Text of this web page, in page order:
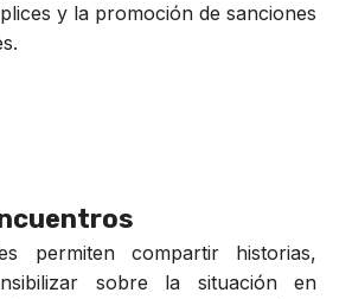
y la promoción de sanciones
permiten compartir historias,
sobre la situación en